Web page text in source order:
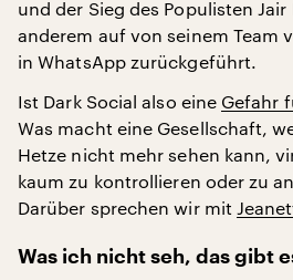
und der Sieg des Populisten
anderem auf von seinem Team
in WhatsApp zurückgeführt.
Ist Dark Social also eine Gefahr
Was macht eine Gesellschaft,
Hetze nicht mehr sehen kann,
kaum zu kontrollieren oder zu
Darüber sprechen wir mit
Was ich nicht seh, das gibt